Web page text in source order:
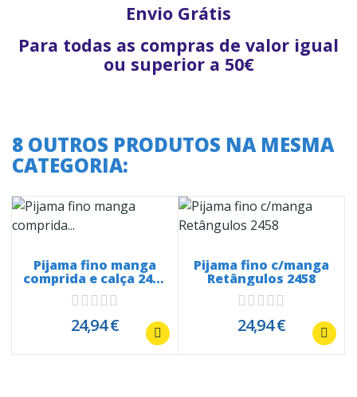
Envio Grátis
Para todas as compras de valor igual
ou superior a 50€
8 OUTROS PRODUTOS NA MESMA
CATEGORIA:
Pijama fino manga
comprida e calça 2494
Sailing
24,94 €
Pijama fino c/manga
Retângulos 2458
24,94 €